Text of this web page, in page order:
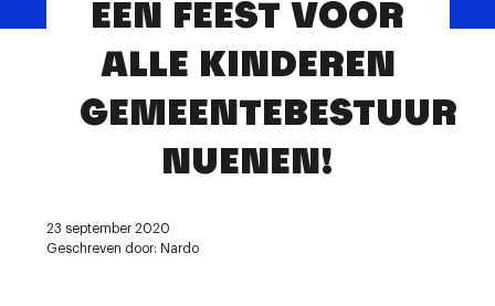
ContactEEN FEEST VOOR
ALLE KINDEREN
GEMEENTEBESTUUR
NUENEN!
23 september 2020
Geschreven door: Nardo